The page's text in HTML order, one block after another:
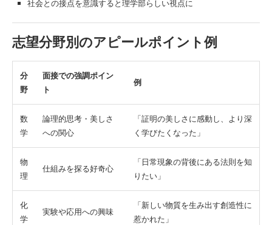
社会との接点を意識すると理学部らしい視点に
志望分野別のアピールポイント例
分
野
面接での強調ポイン
ト
例
数
学
論理的思考・美しさ
への関心
「証明の美しさに感動し、より深
く学びたくなった」
物
理
仕組みを探る好奇心
「日常現象の背後にある法則を知
りたい」
化
学
実験や応用への興味
「新しい物質を生み出す創造性に
惹かれた」